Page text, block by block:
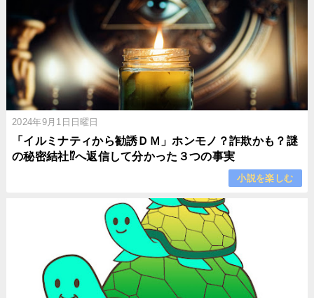
2024年9月1日日曜日
「イルミナティから勧誘ＤＭ」ホンモノ？詐欺かも？謎
の秘密結社⁉︎へ返信して分かった３つの事実
小説を楽しむ